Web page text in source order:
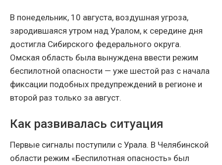
В понедельник, 10 августа, воздушная угроза,
зародившаяся утром над Уралом, к середине дня
достигла Сибирского федерального округа.
Омская область была вынуждена ввести режим
беспилотной опасности — уже шестой раз с начала
фиксации подобных предупреждений в регионе и
второй раз только за август.
Как развивалась ситуация
Первые сигналы поступили с Урала. В Челябинской
области режим «Беспилотная опасность» был